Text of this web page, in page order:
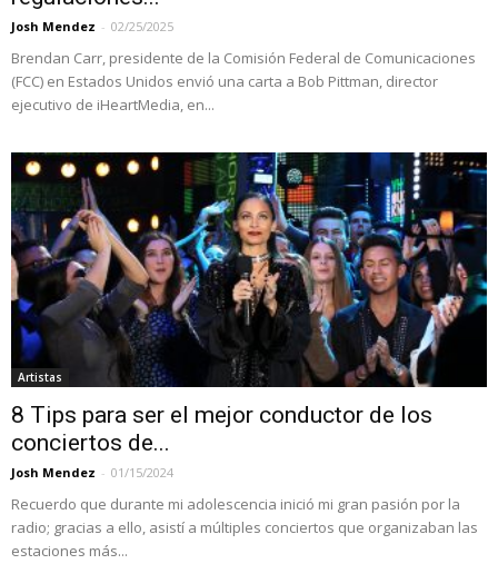
Josh Mendez - 02/25/2025
Brendan Carr, presidente de la Comisión Federal de Comunicaciones
(FCC) en Estados Unidos envió una carta a Bob Pittman, director
ejecutivo de iHeartMedia, en...
Artistas
8 Tips para ser el mejor conductor de los
conciertos de...
Josh Mendez - 01/15/2024
Recuerdo que durante mi adolescencia inició mi gran pasión por la
radio; gracias a ello, asistí a múltiples conciertos que organizaban las
estaciones más...